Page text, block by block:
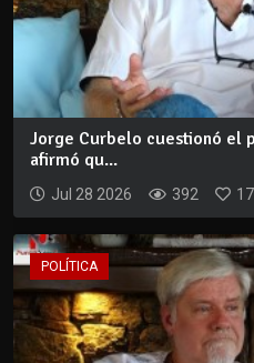
Jorge Curbelo cuestionó el
afirmó qu...
Jul 28 2026 392
POLÍTICA